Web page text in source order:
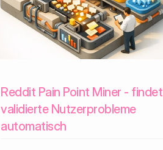
Reddit Pain Point Miner - findet
validierte Nutzerprobleme
automatisch